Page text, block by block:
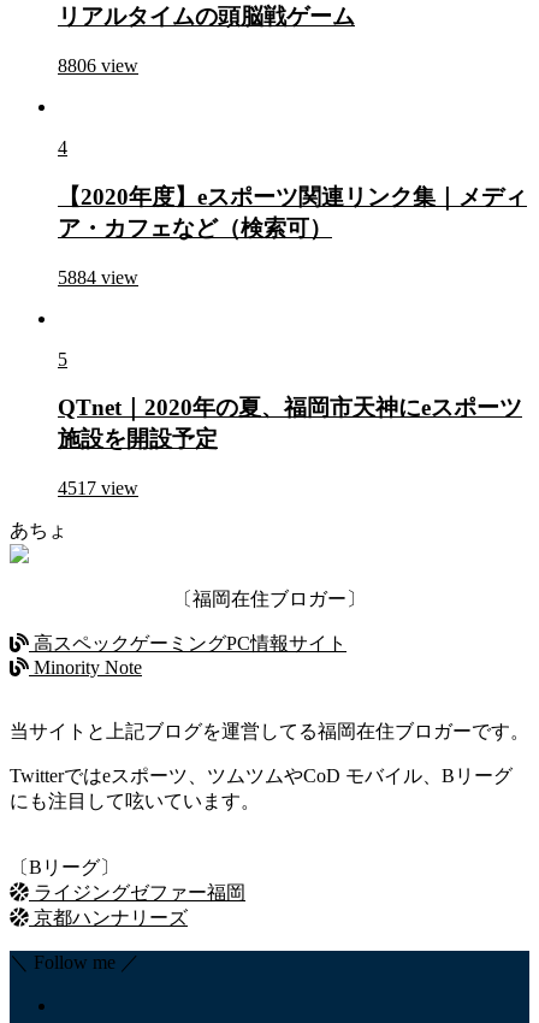
リアルタイムの頭脳戦ゲーム
8806 view
4
【2020年度】eスポーツ関連リンク集｜メディ
ア・カフェなど（検索可）
5884 view
5
QTnet｜2020年の夏、福岡市天神にeスポーツ
施設を開設予定
4517 view
あちょ
〔福岡在住ブロガー〕
高スペックゲーミングPC情報サイト
Minority Note
当サイトと上記ブログを運営してる福岡在住ブロガーです。
Twitterではeスポーツ、ツムツムやCoD モバイル、Bリーグ
にも注目して呟いています。
〔Bリーグ〕
ライジングゼファー福岡
京都ハンナリーズ
＼ Follow me ／